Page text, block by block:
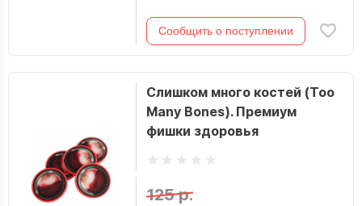
Сообщить о поступлении
Слишком много костей (Too
Many Bones). Премиум
фишки здоровья
125 р.